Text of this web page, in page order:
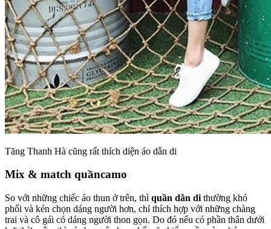
Tăng Thanh Hà cũng rất thích diện áo dằn di
Mix & match quầncamo
So với những chiếc áo thun ở trên, thì quần dằn di thường khó
phối và kén chọn dáng người hơn, chỉ thích hợp với những chàng
trai và cô gái có dáng người thon gọn. Do đó nếu có phần thân dưới